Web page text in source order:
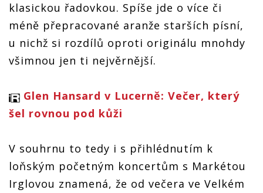
klasickou řadovkou. Spíše jde o více či
méně přepracované aranže starších písní,
u nichž si rozdílů oproti originálu mnohdy
všimnou jen ti nejvěrnější.
Glen Hansard v Lucerně: Večer, který
šel rovnou pod kůži
V souhrnu to tedy i s přihlédnutím k
loňským početným koncertům s Markétou
Irglovou znamená, že od večera ve Velkém